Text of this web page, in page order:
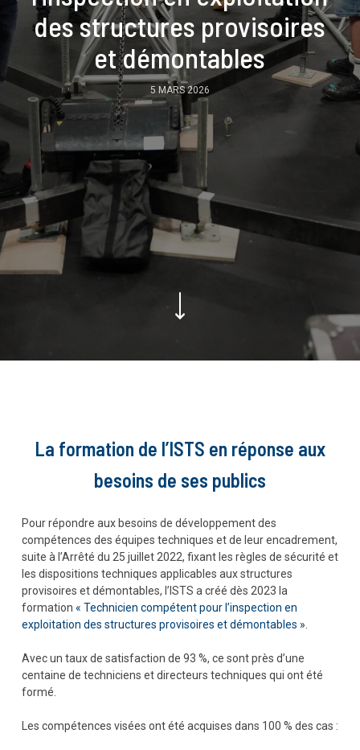
des structures provisoires
et démontables
5 MARS 2026
La formation de l’ISTS en réponse aux
besoins de ses publics
Pour répondre aux besoins de développement des
compétences des équipes techniques et de leur encadrement,
suite à l’Arrêté du 25 juillet 2022, fixant les règles de sécurité et
les dispositions techniques applicables aux structures
provisoires et démontables, l’ISTS a créé dès 2023 la
formation « Technicien compétent pour l’inspection en
exploitation des structures provisoires et démontables »
Avec un taux de satisfaction de 93 %, ce sont près d’une
centaine de techniciens et directeurs techniques qui ont été
formé.
Les compétences visées ont été acquises dans 100 % des cas :